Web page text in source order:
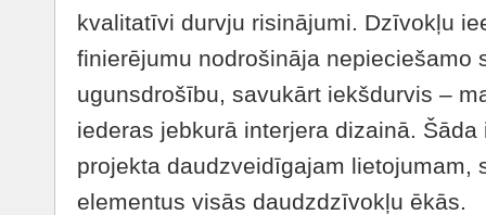
kvalitatīvi durvju risinājumi. Dzīvokļu
finierējumu nodrošināja nepieciešamo
ugunsdrošību, savukārt iekšdurvis –
iederas jebkurā interjera dizainā.
projekta daudzveidīgajam lietojumam,
elementus visās daudzdzīvokļu ēkās.